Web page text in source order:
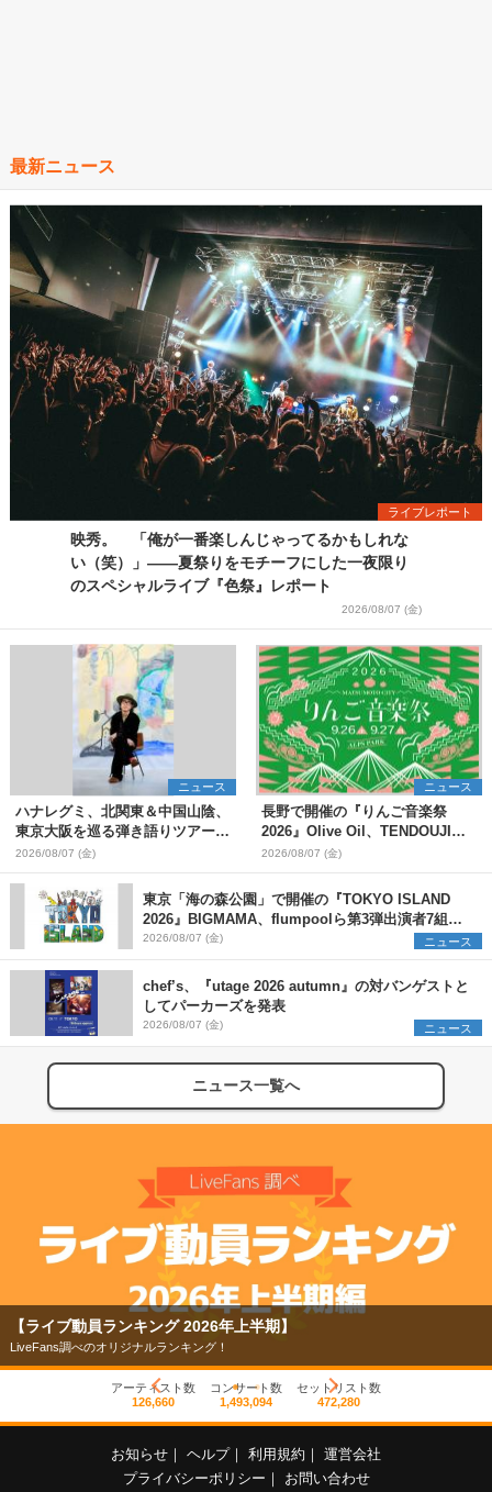
最新ニュース
ライブレポート
映秀。 「俺が一番楽しんじゃってるかもしれな
い（笑）」――夏祭りをモチーフにした一夜限り
のスペシャルライブ『色祭』レポート
2026/08/07 (金)
ニュース
ハナレグミ、北関東＆中国山陰、
東京大阪を巡る弾き語りツアー10
月より開催決定
2026/08/07 (金)
ニュース
長野で開催の『りんご音楽祭
2026』Olive Oil、TENDOUJIら
第11弾出演アーティスト（16組）
を発表
2026/08/07 (金)
東京「海の森公園」で開催の『TOKYO ISLAND
2026』BIGMAMA、flumpoolら第3弾出演者7組を
発表 ワークショップ・アート出展者を募集
2026/08/07 (金) ニュース
chef’s、『utage 2026 autumn』の対バンゲストと
してパーカーズを発表
2026/08/07 (金) ニュース
ニュース一覧へ
【ライブ動員ランキング 2026年上半期】
LiveFans調べのオリジナルランキング！
アーティスト数
126,660
コンサート数
1,493,094
セットリスト数
472,280
お知らせ ヘルプ 利用規約
運営会社
プライバシーポリシー
お問い合わせ